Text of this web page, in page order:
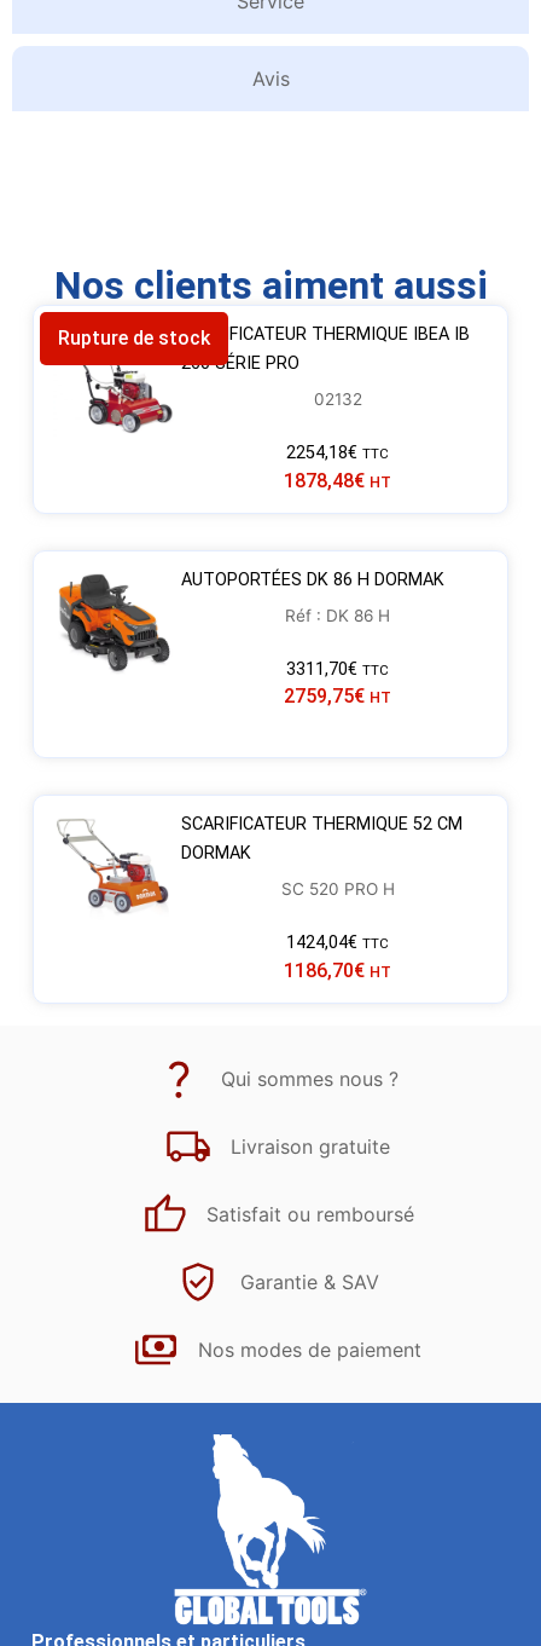
Avis
Nos clients aiment aussi
Rupture de stockSCARIFICATEUR THERMIQUE IBEA IB
260 SÉRIE PRO
02132
2254,18€ TTC
1878,48€ HT
AUTOPORTÉES DK 86 H DORMAK
Réf : DK 86 H
3311,70€ TTC
2759,75€ HT
SCARIFICATEUR THERMIQUE 52 CM
DORMAK
SC 520 PRO H
1424,04€ TTC
1186,70€ HT
Qui sommes nous ?
Livraison gratuite
Satisfait ou remboursé
Garantie & SAV
Nos modes de paiement